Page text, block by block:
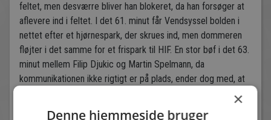
feltet, men desværre bliver han blokeret, da han forsøger at
aflevere ind i feltet. I det 61. minut får Vendsyssel bolden i
nettet efter et hjørnespark, der skrues ind, men dommeren
fløjter i det samme for et frispark til HIF. En stor bøf i det 63.
minut mellem Filip Djukic og Martin Spelmann, da
kommunikationen ikke rigtigt er på plads, ender dog med, at
Djukic får sparket væk. 66. minut, der er kommet mere fart
over kampen, men ingen af holdene formår dog at få lukket×
Denne hjemmeside bruger